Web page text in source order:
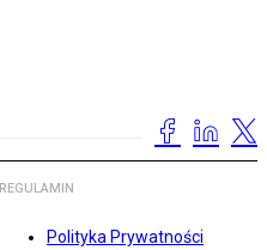
REGULAMIN
Polityka Prywatności